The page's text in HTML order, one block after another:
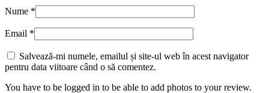
Nume *
Email *
Salvează-mi numele, emailul și site-ul web în acest navigator
pentru data viitoare când o să comentez.
You have to be logged in to be able to add photos to your review.